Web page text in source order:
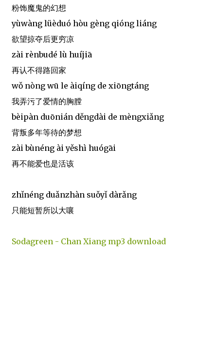
粉饰魔鬼的幻想
yùwàng lüèduó hòu gèng qióng liáng
欲望掠夺后更穷凉
zài rènbudé lù huíjiā
再认不得路回家
wǒ nòng wū le àiqíng de xiōngtáng
我弄污了爱情的胸膛
bèipàn duōnián děngdài de mèngxiǎng
背叛多年等待的梦想
zài bùnéng ài yěshì huógāi
再不能爱也是活该
zhǐnéng duǎnzhàn suǒyǐ dàrǎng
只能短暂所以大嚷
Sodagreen - Chan Xiang mp3 download